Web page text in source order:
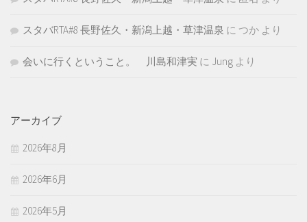
スタバRTA#8 長野佐久・新潟上越・草津温泉 に つか より
会いに行くということ。 川島和津実 に Jung より
アーカイブ
2026年8月
2026年6月
2026年5月